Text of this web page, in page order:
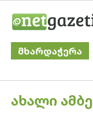
მხარდაჭერა
POSTED
ᲐᲮᲐᲚᲘ